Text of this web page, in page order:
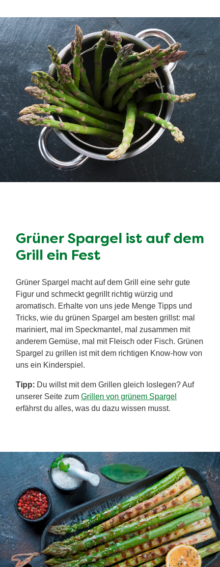
Grüner Spargel ist auf dem
Grill ein Fest
Grüner Spargel macht auf dem Grill eine sehr gute
Figur und schmeckt gegrillt richtig würzig und
aromatisch. Erhalte von uns jede Menge Tipps und
Tricks, wie du grünen Spargel am besten grillst: mal
mariniert, mal im Speckmantel, mal zusammen mit
anderem Gemüse, mal mit Fleisch oder Fisch. Grünen
Spargel zu grillen ist mit dem richtigen Know-how von
uns ein Kinderspiel.
Tipp: Du willst mit dem Grillen gleich loslegen? Auf
unserer Seite zum Grillen von grünem Spargel
erfährst du alles, was du dazu wissen musst.